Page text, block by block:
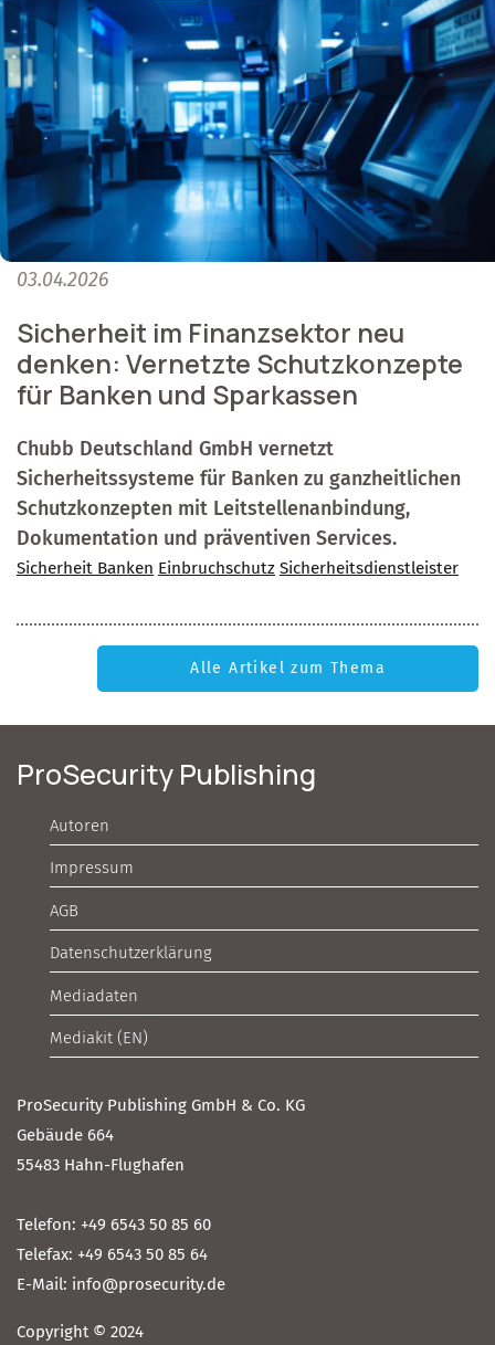
03.04.2026
Sicherheit im Finanzsektor neu
denken: Vernetzte Schutzkonzepte
für Banken und Sparkassen
Chubb Deutschland GmbH vernetzt
Sicherheitssysteme für Banken zu ganzheitlichen
Schutzkonzepten mit Leitstellenanbindung,
Dokumentation und präventiven Services.
Sicherheit Banken Einbruchschutz Sicherheitsdienstleister
Alle Artikel zum Thema
ProSecurity Publishing
Autoren
Impressum
AGB
Datenschutzerklärung
Mediadaten
Mediakit (EN)
ProSecurity Publishing GmbH & Co. KG
Gebäude 664
55483 Hahn-Flughafen
Telefon: +49 6543 50 85 60
Telefax: +49 6543 50 85 64
E-Mail: info@prosecurity.de
Copyright © 2024